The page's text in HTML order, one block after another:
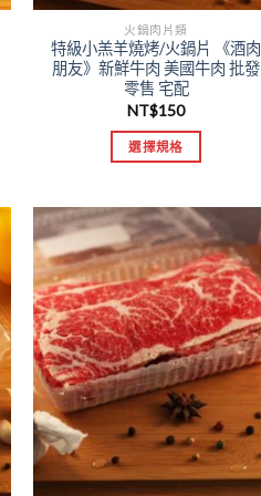
火鍋肉片類
特級小羔羊燒烤/火鍋片 《酒肉
朋友》新鮮牛肉 美國牛肉 批發
零售 宅配
NT$150
選擇規格